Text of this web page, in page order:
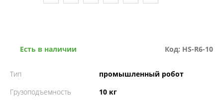
Есть в наличии Код: HS-R6-10
Тип
промышленный робот
Грузоподъемность
10 кг